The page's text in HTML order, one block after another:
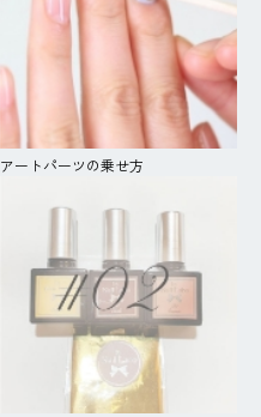
アートパーツの乗せ方